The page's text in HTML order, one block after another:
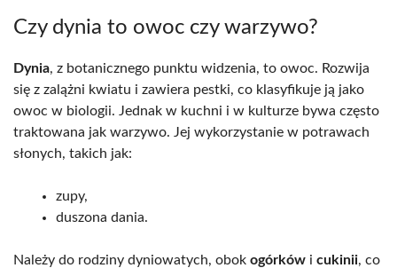
Czy dynia to owoc czy warzywo?
Dynia, z botanicznego punktu widzenia, to owoc. Rozwija
się z zalążni kwiatu i zawiera pestki, co klasyfikuje ją jako
owoc w biologii. Jednak w kuchni i w kulturze bywa często
traktowana jak warzywo. Jej wykorzystanie w potrawach
słonych, takich jak:
zupy,
duszona dania.
Należy do rodziny dyniowatych, obok ogórków i cukinii, co